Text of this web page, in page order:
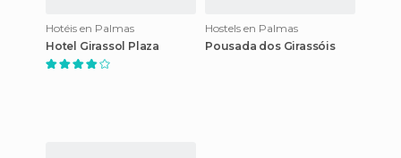
Hotéis en Palmas
Hotel Girassol Plaza
Hostels en Palmas
Pousada dos Girassóis